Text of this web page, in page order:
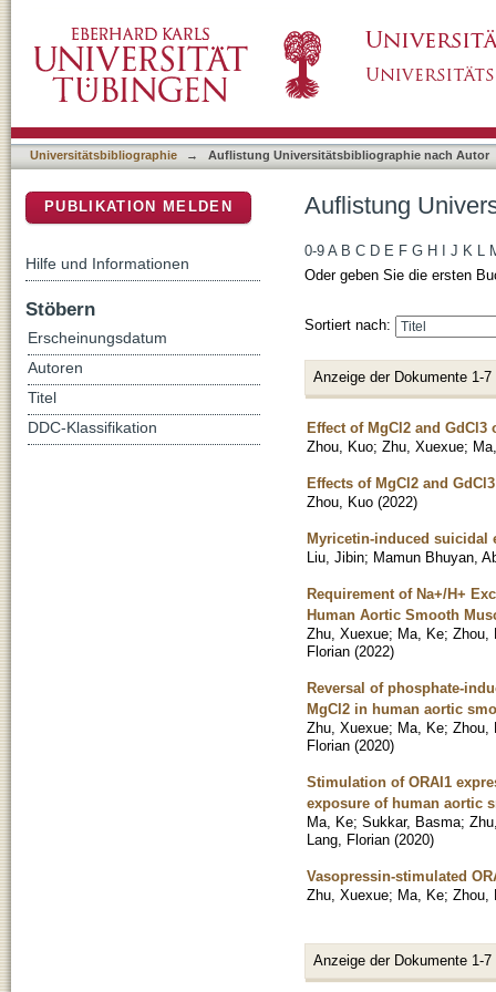
Universitätsbibliographie → Auflistung Universitätsbibliographie nach Autor
Auflistung
0-9 A B C D E F G H J K L
Oder geben Sie die ersten
Sortiert nach:
Anzeige der Dokumente 1-7
Effect of MgCl2 and GdCl3
Zhou, Kuo; Zhu, Xuexue;
Effects of MgCl2 and
Zhou, Kuo (2022)
Myricetin-induced suicidal
Liu, Jibin; Mamun Bhuyan,
Requirement of Na+/H+
Human Aortic Smooth
Zhu, Xuexue; Ma, Ke; Zhou,
Florian (2022)
Reversal of phosphate-
MgCl2 in human aortic
Zhu, Xuexue; Ma, Ke; Zhou,
Florian (2020)
Stimulation of ORAI1
exposure of human aortic
Ma, Ke; Sukkar, Basma;
Lang, Florian (2020)
Vasopressin-stimulated
Zhu, Xuexue; Ma, Ke; Zhou,
Anzeige der Dokumente 1-7
PUBLIKATION MELDEN
Hilfe und Informationen
Stöbern
Erscheinungsdatum
Autoren
Titel
DDC-Klassifikation